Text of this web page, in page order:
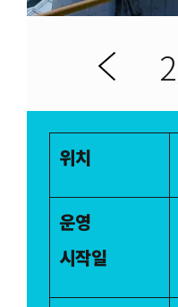
이
전 2
위치
운영
시작일